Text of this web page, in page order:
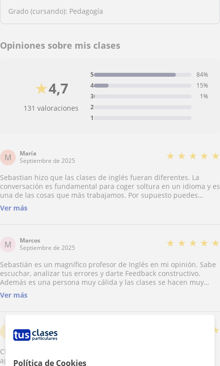
Grado (cursando): Pedagogía
Opiniones sobre mis clases
4,7
★
131 valoraciones
1
2
3 1%
4 15%
5 84%
M
María
Septiembre de 2025
★ ★ ★ ★ ★
Sebastian hizo que las clases de inglés fueran diferentes. La
conversación es fundamental para coger soltura en un idioma y es
una de las cosas que más trabajamos. Por supuesto puedes
centrarte en lo que más te haga falta y se adapta a tus
necesidades. También utiliza mucho material de apoyo y temas
Ver más
M
Marcos
Septiembre de 2025
★ ★ ★ ★ ★
Sebastián es un magnífico profesor de Inglés en mi opinión. Sabe
escuchar, analizar tus errores y darte Feedback constructivo.
Además es una persona muy cálida y las clases se hacen muy
amenas! Si buscas aprender inglés disfrutándo el proceso
Sebastian es la persona ideal.
Ver más
Luis
Septiembre de 2025
★
Clases muy entretenidas hablando sobre temas interesantes y
aprendiendo desde el primer minuto. Un crack!!
Política de Cookies